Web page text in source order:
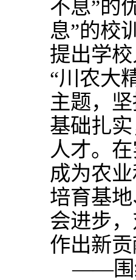
不息”的
息”的校
提出学
“川农大
主题，
基础扎
人才。
成为农
培育基
会进步
作出新
——围